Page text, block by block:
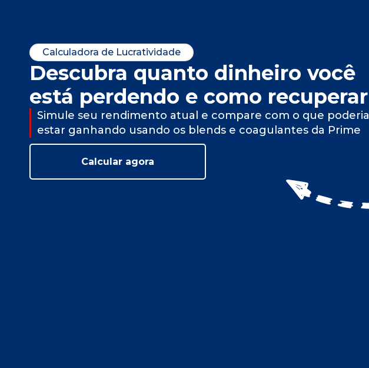
Calculadora de Lucratividade
Descubra quanto dinheiro você
está perdendo e como recuperar
Simule seu rendimento atual e compare com o que poderia
estar ganhando usando os blends e coagulantes da Prime
Calcular agora